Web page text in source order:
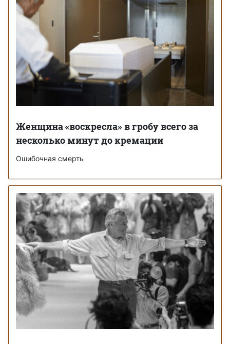
Женщина «воскресла» в гробу всего за
несколько минут до кремации
Ошибочная смерть